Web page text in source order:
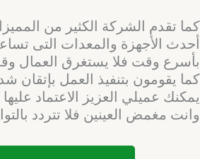
كما تقدم الشركة الكثير من
أحدث الأجهزة والمعدات التى
بأسرع وقت فلا يستغرق العمال
كما يقومون بتنفيذ العمل بإتقان
يمكنك عميلي العزيز الاعتماد
وانت مغمض العينين فلا تتردد